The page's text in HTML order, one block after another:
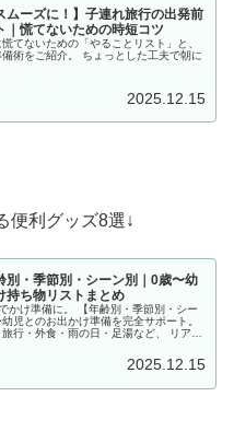
ムーズに！】子連れ旅行の出発前
｜慌てないための時短コツ
てないための「やることリスト」と、
術をご紹介。 ちょっとした工夫で朝に
2025.12.15
便利グッズ8選↓
別・季節別・シーン別｜0歳〜幼
持ち物リストまとめ
かけ準備に。 【年齢別・季節別・シー
児とのお出かけ準備を完全サポート。
行・外食・雨の日・足湯など、 リアル
2025.12.15